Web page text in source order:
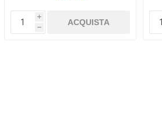
i
h
ACQUISTA